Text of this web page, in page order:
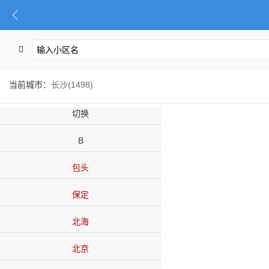
当前城市： 长沙(1498)
切换
B
包头
保定
北海
北京